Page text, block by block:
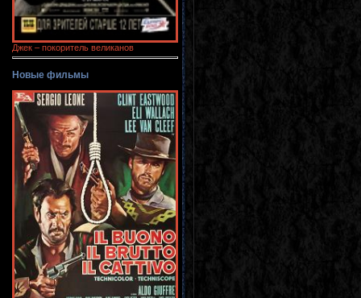
Джек – покоритель великанов
Новые фильмы